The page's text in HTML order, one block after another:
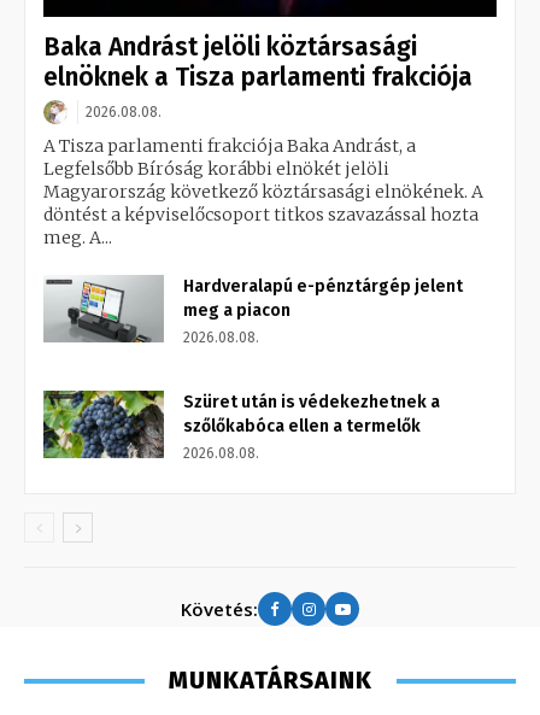
Baka Andrást jelöli köztársasági
elnöknek a Tisza parlamenti frakciója
2026.08.08.
A Tisza parlamenti frakciója Baka Andrást, a
Legfelsőbb Bíróság korábbi elnökét jelöli
Magyarország következő köztársasági elnökének. A
döntést a képviselőcsoport titkos szavazással hozta
meg. A...
Hardveralapú e-pénztárgép jelent
meg a piacon
2026.08.08.
Szüret után is védekezhetnek a
szőlőkabóca ellen a termelők
2026.08.08.
Követés:
MUNKATÁRSAINK